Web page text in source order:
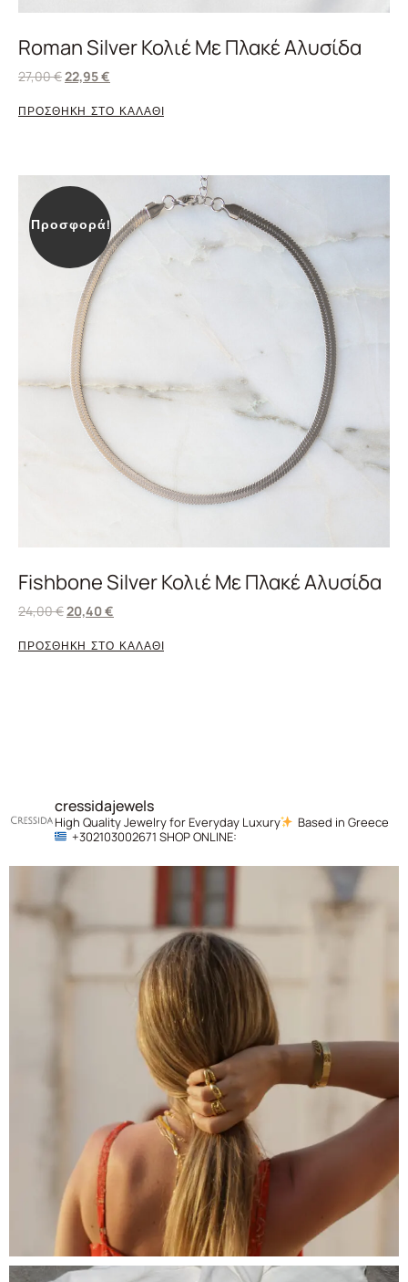
Roman Silver Κολιέ Με Πλακέ Αλυσίδα
27,00€22,95€
ΠΡΟΣΘΗΚΗ ΣΤΟ ΚΑΛΑΘΙ
Προσφορά!
Fishbone Silver Κολιέ Με Πλακέ Αλυσίδα
24,00€20,40€
ΠΡΟΣΘΗΚΗ ΣΤΟ ΚΑΛΑΘΙ
cressidajewels
High Quality Jewelry for Everyday Luxury
Based in Greece
+302103002671 SHOP ONLINE: